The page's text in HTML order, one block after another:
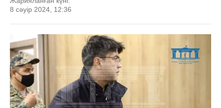
8 сәуір 2024, 12:36